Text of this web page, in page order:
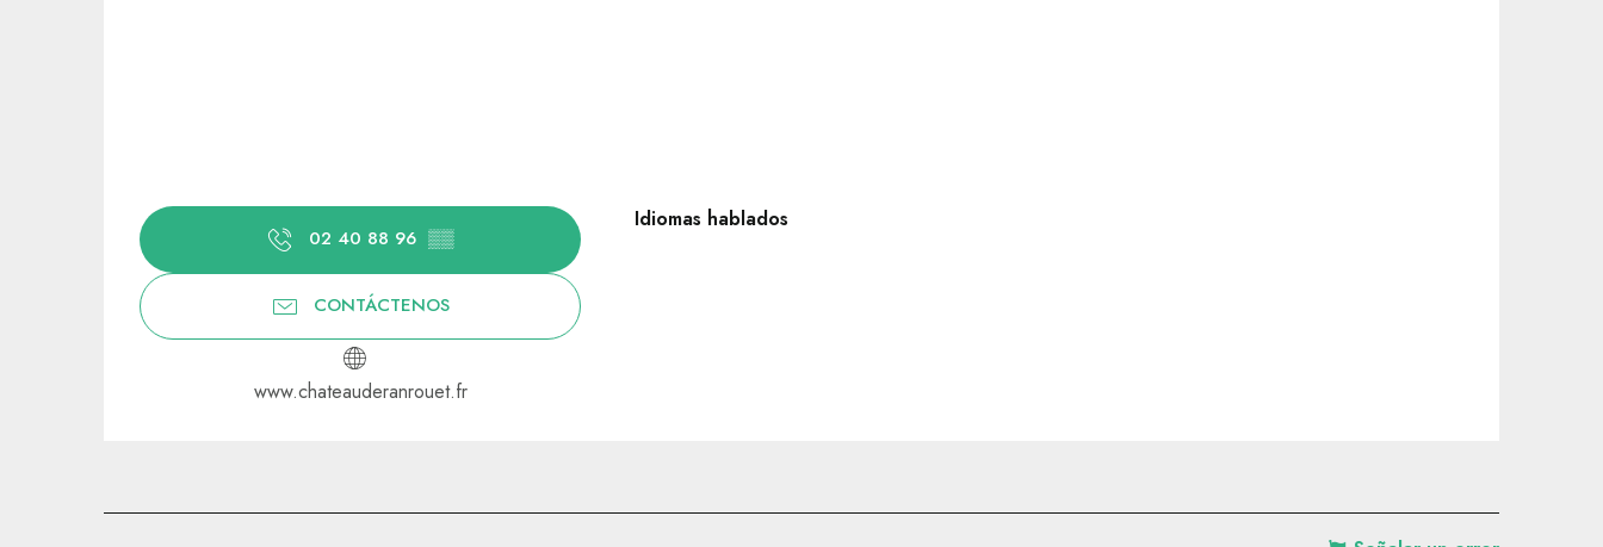
02 40 88 96 ▒▒
CONTÁCTENOS
www.chateauderanrouet.fr
Idiomas hablados
Idiomas hablados